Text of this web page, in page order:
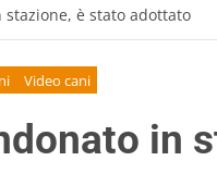
è stato adottato
Video cani
in